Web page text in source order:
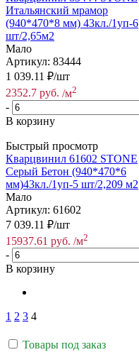
Итальянский мрамор
(940*470*8 мм) 43кл./1уп-6
шт/2,65м2
Мало
Артикул: 83444
1 039.11 ₽/шт
2352.7 руб. /м2
-
В корзину
Быстрый просмотр
Кварцвинил 61602 STONE
Серый Бетон (940*470*6
мм)43кл./1уп-5 шт/2,209 м2
Мало
Артикул: 61602
7 039.11 ₽/шт
15937.61 руб. /м2
-
В корзину
1 2 3 4
Товары под заказ